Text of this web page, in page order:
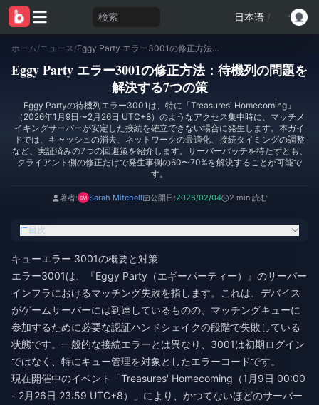
検索 日本语 /
ホーム/ニュース / Eggy Party エラー3001の修正方法：待機列の問題を解決する7つの策
Eggy Party エラー3001の修正方法：待機列の問題を
解決する7つの策
Eggy Partyの待機列エラー3001は、特に「Treasures' Homecoming」
（2026年1月9日〜2月26日 UTC+8）のようなアクセス集中時に、マッチメ
イキングサーバーが安定した接続を確立できない場合に発生します。本ガイ
ドでは、キャッシュの消去、ネットワークの最適化、接続タイミングの調整
など、実証済みの7つの回避策を紹介します。サーバーパッチを待たずとも、
クライアント側の修正だけで発生事例の60〜70%を解決することが可能で
す。
著者: Sarah Mitchell 公開日:2026/02/04 2 min 読む
目次
キューエラー 3001の概要と対策
エラー3001は、『Eggy Party（エギーパーティー）』のサーバー
インフラにおけるマッチング失敗を指します。これは、デバイス
がゲームサーバーには到達しているものの、マッチングキューに
参加するために必要な認証ハンドシェイクの段階で失敗している
状態です。一般的な接続エラーとは異なり、3001は初期ログイン
ではなく、特にキュー管理を対象としたエラーコードです。
現在開催中のイベント「Treasures' Homecoming（1月9日 00:00
- 2月26日 23:59 UTC+8）」により、かつてないほどのサーバー